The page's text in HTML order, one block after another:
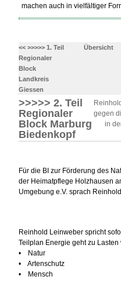
machen auch in vielfältiger
<< >>>>> 1. Teil
Regionaler
Block
Landkreis
Giessen
Übersicht
>>>>> 2. Teil
Regionaler
Block Marburg
Biedenkopf
gegen
in
Für die BI zur Förderung des
der Heimatpflege Holzhausen
Umgebung e.V. sprach
Reinhold Leinweber spricht
Teilplan Energie geht zu Lasten
• Natur
• Artenschutz
• Mensch